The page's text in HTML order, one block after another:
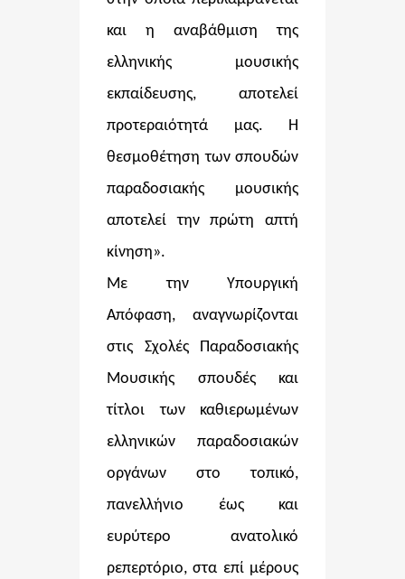
και η αναβάθμιση της
ελληνικής μουσικής
εκπαίδευσης, αποτελεί
προτεραιότητά μας. Η
θεσμοθέτηση των σπουδών
παραδοσιακής μουσικής
αποτελεί την πρώτη απτή
κίνηση».
Με την Υπουργική
Απόφαση, αναγνωρίζονται
στις Σχολές Παραδοσιακής
Μουσικής σπουδές και
τίτλοι των καθιερωμένων
ελληνικών παραδοσιακών
οργάνων στο τοπικό,
πανελλήνιο έως και
ευρύτερο ανατολικό
ρεπερτόριο, στα επί μέρους